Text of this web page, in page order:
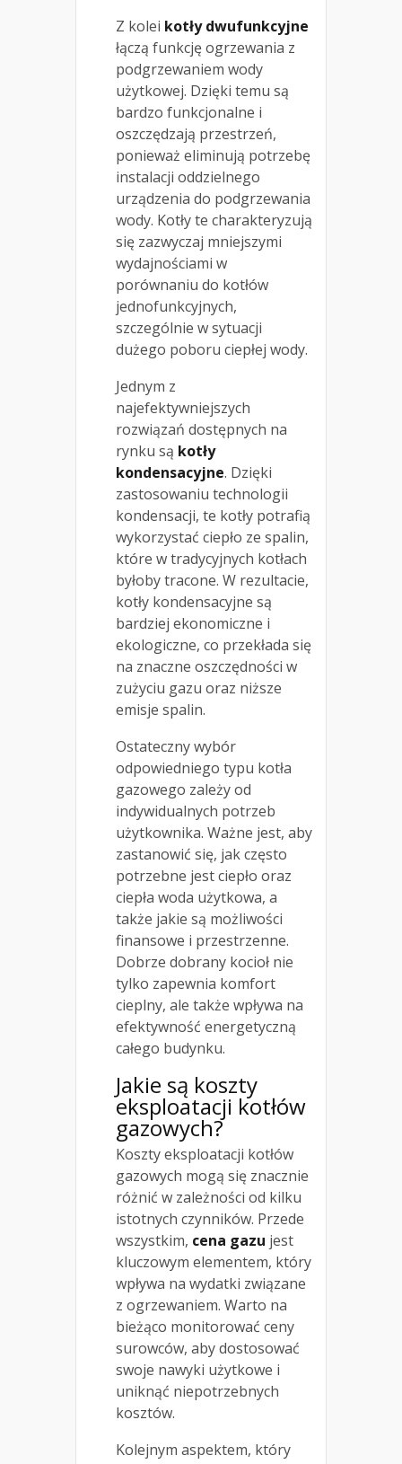
Z kolei kotły dwufunkcyjne
łączą funkcję ogrzewania z
podgrzewaniem wody
użytkowej. Dzięki temu są
bardzo funkcjonalne i
oszczędzają przestrzeń,
ponieważ eliminują potrzebę
instalacji oddzielnego
urządzenia do podgrzewania
wody. Kotły te charakteryzują
się zazwyczaj mniejszymi
wydajnościami w
porównaniu do kotłów
jednofunkcyjnych,
szczególnie w sytuacji
dużego poboru ciepłej wody.
Jednym z
najefektywniejszych
rozwiązań dostępnych na
rynku są kotły
kondensacyjne. Dzięki
zastosowaniu technologii
kondensacji, te kotły potrafią
wykorzystać ciepło ze spalin,
które w tradycyjnych kotłach
byłoby tracone. W rezultacie,
kotły kondensacyjne są
bardziej ekonomiczne i
ekologiczne, co przekłada się
na znaczne oszczędności w
zużyciu gazu oraz niższe
emisje spalin.
Ostateczny wybór
odpowiedniego typu kotła
gazowego zależy od
indywidualnych potrzeb
użytkownika. Ważne jest, aby
zastanowić się, jak często
potrzebne jest ciepło oraz
ciepła woda użytkowa, a
także jakie są możliwości
finansowe i przestrzenne.
Dobrze dobrany kocioł nie
tylko zapewnia komfort
cieplny, ale także wpływa na
efektywność energetyczną
całego budynku.
Jakie są koszty
eksploatacji kotłów
gazowych?
Koszty eksploatacji kotłów
gazowych mogą się znacznie
różnić w zależności od kilku
istotnych czynników. Przede
wszystkim, cena gazu jest
kluczowym elementem, który
wpływa na wydatki związane
z ogrzewaniem. Warto na
bieżąco monitorować ceny
surowców, aby dostosować
swoje nawyki użytkowe i
uniknąć niepotrzebnych
kosztów.
Kolejnym aspektem, który